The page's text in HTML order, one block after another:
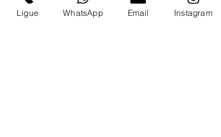
Largura : 9,1 cm
Ligue WhatsApp Email Instagram